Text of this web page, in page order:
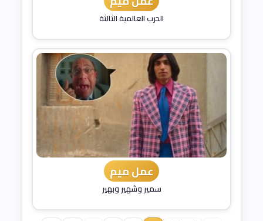
الحرب العالمية الثالثة
عمل ميم
سمير وشهير وبهير